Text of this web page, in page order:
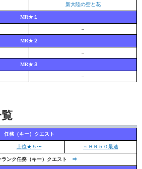
新大陸の空と花
MR★１
–
MR★２
–
MR★３
–
任務（キー）クエスト
上位★５〜 ～ＨＲ５０最速
ランク任務（キー）クエスト ⇒